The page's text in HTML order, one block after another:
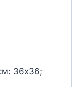
36х36;